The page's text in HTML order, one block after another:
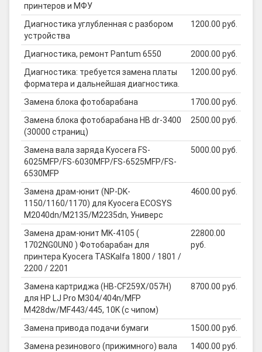
принтеров и МФУ
Диагностика углубленная с разбором
устройства
1200.00 руб.
Диагностика, ремонт Pantum 6550
2000.00 руб.
Диагностика: требуется замена платы
форматера и дальнейшая диагностика.
1200.00 руб.
Замена блока фотобарабана
1700.00 руб.
Замена блока фотобарабана HB dr-3400
(30000 страниц)
2500.00 руб.
Замена вала заряда Kyocera FS-
6025MFP/FS-6030MFP/FS-6525MFP/FS-
6530MFP
5000.00 руб.
Замена драм-юнит (NP-DK-
1150/1160/1170) для Kyocera ECOSYS
M2040dn/M2135/M2235dn, Универс
4600.00 руб.
Замена драм-юнит MK-4105 (
1702NG0UN0 ) Фотобарабан для
принтера Kyocera TASKalfa 1800 / 1801 /
2200 / 2201
22800.00
руб.
Замена картриджа (HB-CF259X/057H)
для HP LJ Pro M304/404n/MFP
M428dw/MF443/445, 10K (с чипом)
8700.00 руб.
Замена привода подачи бумаги
1500.00 руб.
Замена резинового (прижимного) вала
1400.00 руб.